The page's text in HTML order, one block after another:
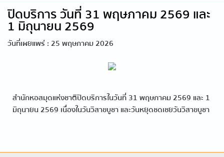
ปิดบริการ วันที่ 31 พฤษภาคม 2569 และ
1 มิถุนายน 2569
วันที่เผยแพร่ : 25 พฤษภาคม 2026
สำนักหอสมุดแห่งชาติปิดบริการในวันที่ 31 พฤษภาคม 2569 และ 1
มิถุนายน 2569 เนื่องในวันวิสาขบูชา และวันหยุดชดเชยวันวิสาขบูชา